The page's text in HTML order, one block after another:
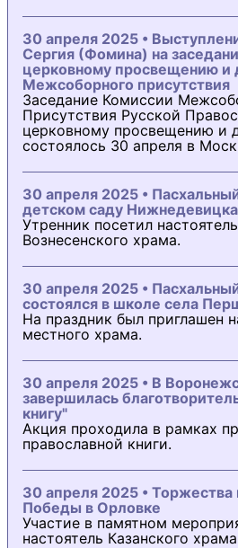
30 апреля 2025 •
Сергия (Фомина) на
церковному просвещению и
Межсоборного присутствия
Заседание Комиссии
Присутствия Русской
церковному просвещению и
состоялось 30 апреля в
30 апреля 2025 •
детском саду Нижнедевицка
Утренник посетил
Вознесенского храма.
30 апреля 2025 •
состоялся в школе села
На праздник был приглашен
местного храма.
30 апреля 2025 • В
завершилась
книгу"
Акция проходила в рамках
православной книги.
30 апреля 2025 • Торжества
Победы в Орловке
Участие в памятном
настоятель Казанского